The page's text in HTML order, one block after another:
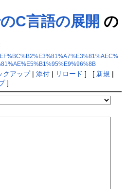
C言語の展開 の
クアップ| 添付| リロード ] [ 新規 |
]